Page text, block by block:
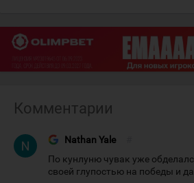
Комментарии
Nathan Yale
По кунлуню чувак уже
своей глупостью на победы и